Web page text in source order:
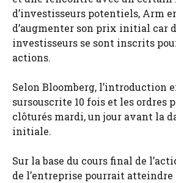
d’investisseurs potentiels, Arm
d’augmenter son prix initial car
investisseurs se sont inscrits
actions.
Selon Bloomberg, l’introduction
sursouscrite 10 fois et les ordres
clôturés mardi, un jour avant la
initiale.
Sur la base du cours final de
de l’entreprise pourrait atteindre